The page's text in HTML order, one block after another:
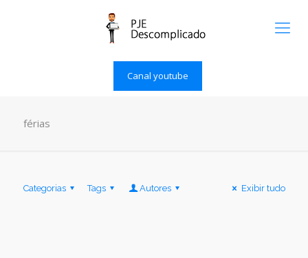
Canal youtube
férias
Categorias Tags Autores Exibir tudo